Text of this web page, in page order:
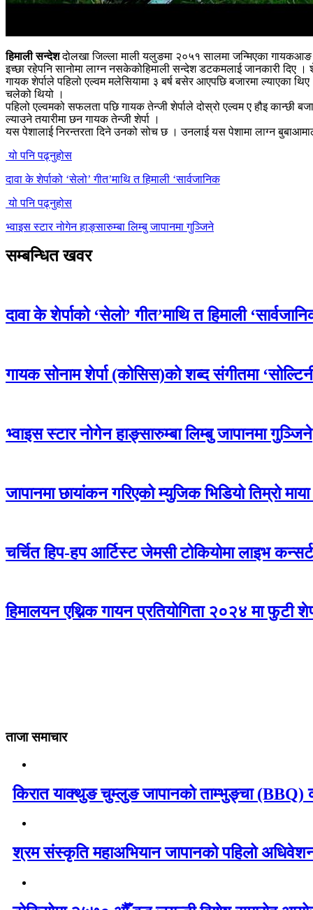
हिमाली सन्देशदोलखा जिल्ला माली यलुङमा २०५१ सालमा जन्मिएका गायकआङ
इच्छा रहेपनि सानोमा लाग्न नसकेकोहिमाली सन्देश डटकमलाई जानकारी दिए
गायक शेर्पाले पहिलो एल्वम मलेसियामा ३ बर्ष बसेर आएपछि बजारमा ल्याएका
चलेको थियो ।
पहिलो एल्वमको सफलता पछि गायक तेन्जी शेर्पाले दोस्रो एल्वम ए हौइ कान्छी
ल्याउने तयारीमा छन गायक तेन्जी शेर्पा ।
यस पेशालाई निरन्तरता दिने उनको सोच छ । उनलाई यस पेशामा लाग्न
यो पनि पढ्नुहोस
दावा के शेर्पाको ‘सेलो’ गीत’माथि त हिमाली ‘सार्वजानिक
यो पनि पढ्नुहोस
भ्वाइस स्टार नोगेन हाङ्सारुम्बा लिम्बु जापानमा गुञ्जिने
सम्बन्धित खवर
दावा के शेर्पाको ‘सेलो’ गीत’माथि त हिमाली
गायक सोनाम शेर्पा (कोसिस)को शब्द संगीतमा
भ्वाइस स्टार नोगेन हाङ्सारुम्बा लिम्बु जापानमा गुञ्जिने
जापानमा छायांकन गरिएको म्युजिक भिडियो तिम्रो
चर्चित हिप-हप आर्टिस्ट जेमसी टोकियोमा लाइभ
हिमालयन एथ्निक गायन प्रतियोगिता २०२४ मा फुटी
ताजा समाचार
किरात याक्थुङ चुम्लुङ जापानको ताम्भुङ्चा (BBQ)
श्रम संस्कृति महाअभियान जापानको पहिलो